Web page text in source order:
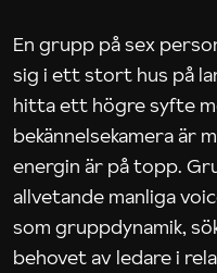
En grupp på sex
sig i ett stort hus på
hitta ett högre syfte
bekännelsekamera är
energin är på topp.
allvetande manliga
som gruppdynamik,
behovet av ledare i